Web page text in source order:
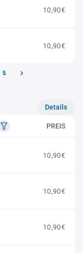
10,90€
10,90€
5
Details
PREIS
10,90€
10,90€
10,90€